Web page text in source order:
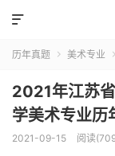

历年真题  美术专业 
2021年江苏
学美术专业历
2021-09-15 阅读